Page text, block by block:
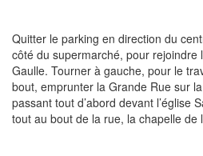
Quitter le parking en direction du
côté du supermarché, pour rejoindre
Gaulle. Tourner à gauche, pour le
bout, emprunter la Grande Rue sur
passant tout d’abord devant l’église
tout au bout de la rue, la chapelle de